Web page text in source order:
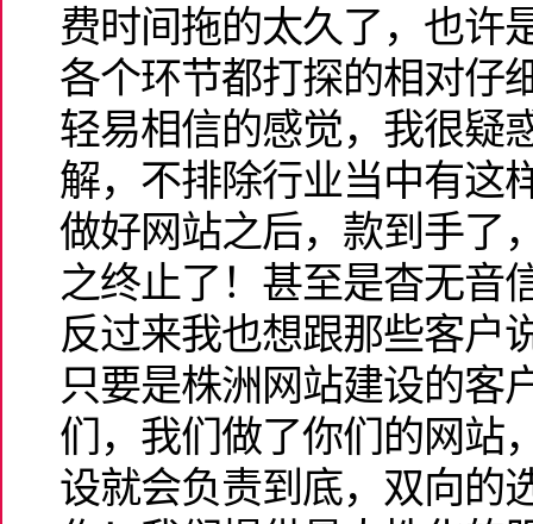
费时间拖的太久了，也许
各个环节都打探的相对仔
轻易相信的感觉，我很疑
解，不排除行业当中有这
做好网站之后，款到手了
之终止了！甚至是杳无音
反过来我也想跟那些客户
只要是株洲网站建设的客
们，我们做了你们的网站
设就会负责到底，双向的